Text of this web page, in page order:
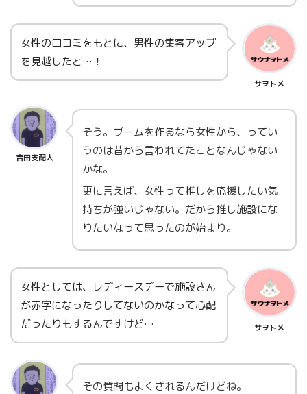
女性の口コミをもとに、男性の集客アップ
を見越したと…！
サヲトメ
吉田支配人
そう。ブームを作るなら女性から、ってい
うのは昔から言われてたことなんじゃない
かな。
更に言えば、女性って推しを応援したい気
持ちが強いじゃない。だから推し施設にな
りたいなって思ったのが始まり。
女性としては、レディースデーで施設さん
が赤字になったりしてないのかなって心配
だったりもするんですけど…
サヲトメ
その質問もよくされるんだけどね。